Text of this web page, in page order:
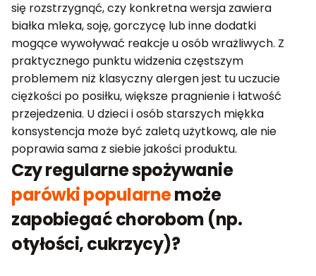
się rozstrzygnąć, czy konkretna wersja zawiera
białka mleka, soję, gorczycę lub inne dodatki
mogące wywoływać reakcje u osób wrażliwych. Z
praktycznego punktu widzenia częstszym
problemem niż klasyczny alergen jest tu uczucie
ciężkości po posiłku, większe pragnienie i łatwość
przejedzenia. U dzieci i osób starszych miękka
konsystencja może być zaletą użytkową, ale nie
poprawia sama z siebie jakości produktu.
Czy regularne spożywanie
parówki popularnemoże
zapobiegać chorobom (np.
otyłości, cukrzycy)?